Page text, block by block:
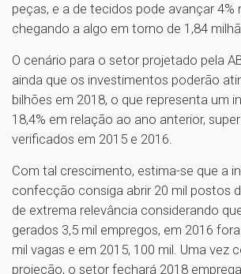
peças, e a de tecidos pode avançar 4%
chegando a algo em torno de 1,84
O cenário para o setor projetado pela
ainda que os investimentos poderão
bilhões em 2018, o que representa um
18,4% em relação ao ano anterior,
verificados em 2015 e 2016.
Com tal crescimento, estima-se que a
confecção consiga abrir 20 mil postos
de extrema relevância considerando
gerados 3,5 mil empregos, em 2016
mil vagas e em 2015, 100 mil. Uma vez
projeção, o setor fechará 2018